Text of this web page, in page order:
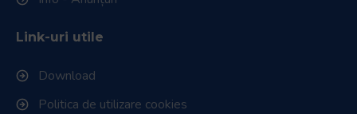
Link-uri utile
Download
Politica de utilizare cookies